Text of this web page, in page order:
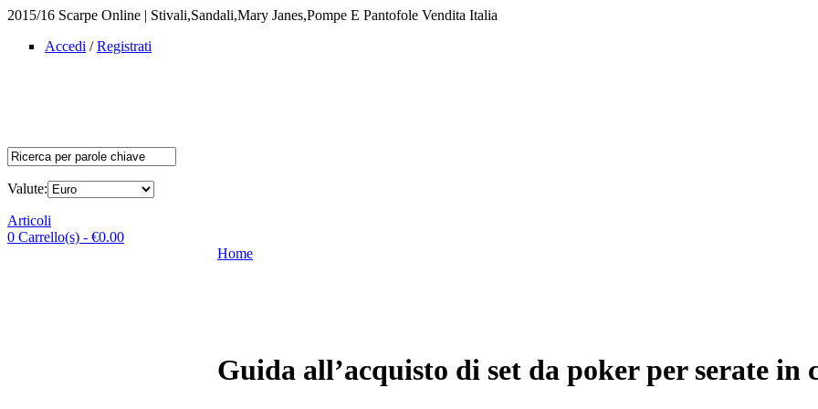
2015/16 Scarpe Online | Stivali,Sandali,Mary Janes,Pompe E Pantofole Vendita Italia
Accedi /Registrati
Valute:
Articoli
0 Carrello(s) - €0.00
Home
Guida all’acquisto di set da poker per serate in